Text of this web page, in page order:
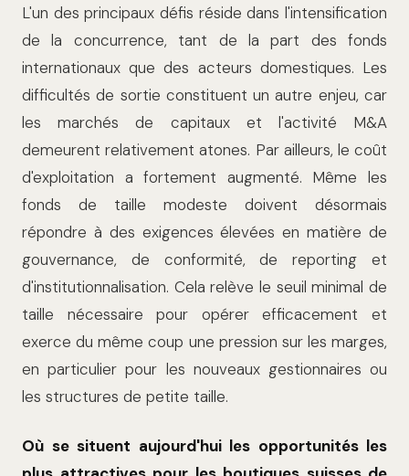
L'un des principaux défis réside dans l'intensification
de la concurrence, tant de la part des fonds
internationaux que des acteurs domestiques. Les
difficultés de sortie constituent un autre enjeu, car
les marchés de capitaux et l'activité M&A
demeurent relativement atones. Par ailleurs, le coût
d'exploitation a fortement augmenté. Même les
fonds de taille modeste doivent désormais
répondre à des exigences élevées en matière de
gouvernance, de conformité, de reporting et
d'institutionnalisation. Cela relève le seuil minimal de
taille nécessaire pour opérer efficacement et
exerce du même coup une pression sur les marges,
en particulier pour les nouveaux gestionnaires ou
les structures de petite taille.
Où se situent aujourd'hui les opportunités les